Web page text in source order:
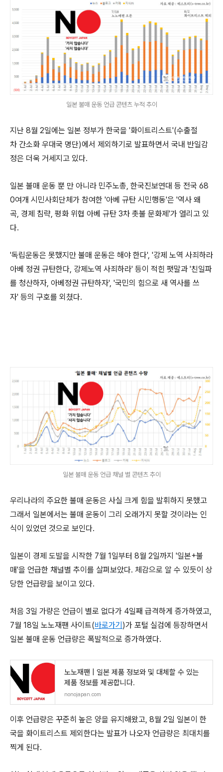
일본 불매 운동 언급 콘텐츠 누적 추이
지난 8월 2일에는 일본 정부가 한국을 '화이트리스트'(수출절
차 간소화 우대국 명단)에서 제외하기로 발표하면서 국내 반일감
정은 더욱 거세지고 있다.
일본 불매 운동 뿐 만 아니라 민주노총, 한국진보연대 등 전국 68
0여개 시민사회단체가 참여한 '아베 규탄 시민행동'은 '역사 왜
곡, 경제 침략, 평화 위협 아베 규탄 3차 촛불 문화제'가 열리고 있
다.
'독립운동은 못했지만 불매 운동은 해야 한다', '강제 노역 사죄하라
아베 정권 규탄한다, 강제노역 사죄하라' 등이 적힌 팻말과 '친일파
를 청산하자, 아베정권 규탄하자', '국민의 힘으로 새 역사를 쓰
자' 등의 구호를 외쳤다.
일본 불매 운동 언급 채널 별 콘텐츠 추이
우리나라의 주요한 불매 운동은 사실 크게 힘을 발휘하지 못했고
그래서 일본에서는 불매 운동이 그리 오래가지 못할 것이라는 인
식이 있었던 것으로 보인다.
일본이 경제 도발을 시작한 7월 1일부터 8월 2일까지 '일본+불
매'을 언급한 채널별 추이를 살펴보았다. 체감으로 알 수 있듯이 상
당한 언급량을 보이고 있다.
처음 3일 가량은 언급이 별로 없다가 4일째 급격하게 증가하였고,
7월 18일 노노재팬 사이트(바로가기)가 포털 실검에 등장하면서
일본 불매 운동 언급량은 폭발적으로 증가하였다.
노노재팬 | 일본 제품 정보와 및 대체할 수 있는
제품 정보를 제공합니다.
nonojapan.com
이후 언급량은 꾸준히 높은 양을 유지해왔고, 8월 2일 일본이 한
국을 화이트리스트 제외한다는 발표가 나오자 언급량은 최대치를
찍게 된다.